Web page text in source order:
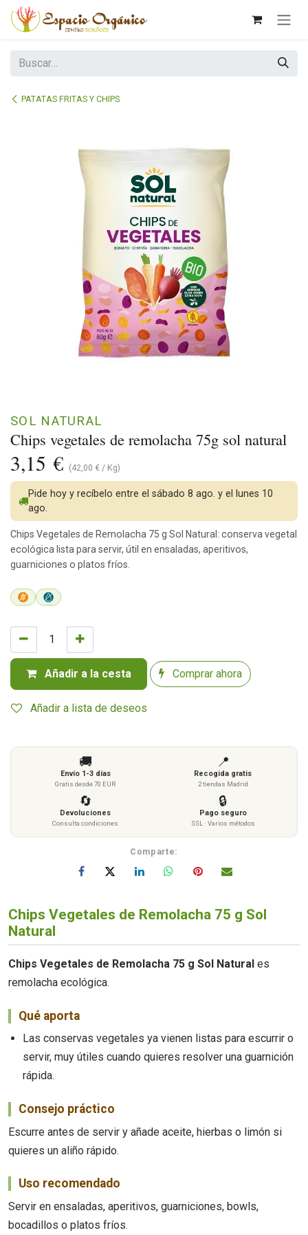
Ir al contenido
PATATAS FRITAS Y CHIPS
Chips vegetales de remolacha 75g sol natural
SOL NATURAL
3,15 € (42,00 € / Kg)
Añadir a la cesta Comprar ahora
Añadir a lista de deseos
Pide hoy y recíbelo entre el sábado 8 ago. y el lunes 10
ago.
Chips Vegetales de Remolacha 75 g Sol Natural: conserva vegetal
ecológica lista para servir, útil en ensaladas, aperitivos,
guarniciones o platos fríos.
🚚
Envío 1-3 días
Gratis desde 70 EUR
📍
Recogida gratis
2 tiendas Madrid
🔄
Devoluciones
Consulta condiciones
🔒
Pago seguro
SSL · Varios métodos
Comparte:
Chips Vegetales de Remolacha 75 g Sol
Natural
Chips Vegetales de Remolacha 75 g Sol Natural es
remolacha ecológica.
Qué aporta
Las conservas vegetales ya vienen listas para escurrir o
servir, muy útiles cuando quieres resolver una guarnición
rápida.
Consejo práctico
Escurre antes de servir y añade aceite, hierbas o limón si
quieres un aliño rápido.
Uso recomendado
Servir en ensaladas, aperitivos, guarniciones, bowls,
bocadillos o platos fríos.